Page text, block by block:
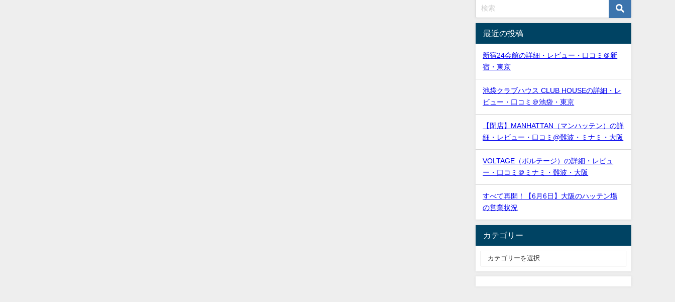
最近の投稿
新宿24会館の詳細・レビュー・口コミ＠新
宿・東京
池袋クラブハウス CLUB HOUSEの詳細・レ
ビュー・口コミ＠池袋・東京
【閉店】MANHATTAN（マンハッテン）の詳
細・レビュー・口コミ@難波・ミナミ・大阪
VOLTAGE（ボルテージ）の詳細・レビュ
ー・口コミ＠ミナミ・難波・大阪
すべて再開！【6月6日】大阪のハッテン場
の営業状況
カテゴリー